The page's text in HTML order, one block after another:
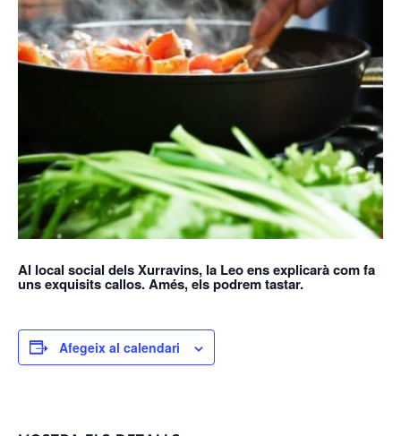
Al local social dels Xurravins, la Leo ens explicarà com fa
uns exquisits callos. Amés, els podrem tastar.
Afegeix al calendari